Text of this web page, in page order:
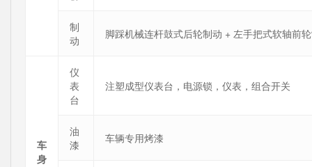
制
动
脚踩机械连杆鼓式后轮制动 + 左手把式软轴前
车
身
仪
表
台
注塑成型仪表台，电源锁，仪表，组合开关
油
漆
车辆专用烤漆